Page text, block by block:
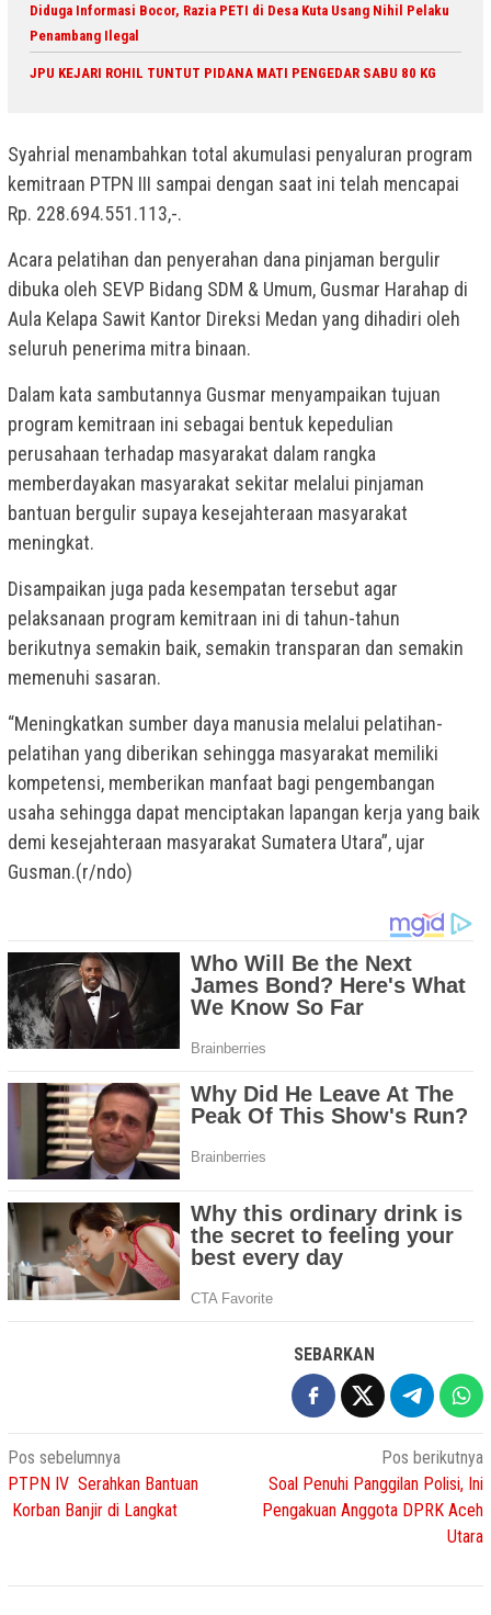
Diduga Informasi Bocor, Razia PETI di Desa Kuta Usang Nihil Pelaku
Penambang Ilegal
JPU KEJARI ROHIL TUNTUT PIDANA MATI PENGEDAR SABU 80 KG
Syahrial menambahkan total akumulasi penyaluran program
kemitraan PTPN III sampai dengan saat ini telah mencapai
Rp. 228.694.551.113,-.
Acara pelatihan dan penyerahan dana pinjaman bergulir
dibuka oleh SEVP Bidang SDM & Umum, Gusmar Harahap di
Aula Kelapa Sawit Kantor Direksi Medan yang dihadiri oleh
seluruh penerima mitra binaan.
Dalam kata sambutannya Gusmar menyampaikan tujuan
program kemitraan ini sebagai bentuk kepedulian
perusahaan terhadap masyarakat dalam rangka
memberdayakan masyarakat sekitar melalui pinjaman
bantuan bergulir supaya kesejahteraan masyarakat
meningkat.
Disampaikan juga pada kesempatan tersebut agar
pelaksanaan program kemitraan ini di tahun-tahun
berikutnya semakin baik, semakin transparan dan semakin
memenuhi sasaran.
“Meningkatkan sumber daya manusia melalui pelatihan-
pelatihan yang diberikan sehingga masyarakat memiliki
kompetensi, memberikan manfaat bagi pengembangan
usaha sehingga dapat menciptakan lapangan kerja yang baik
demi kesejahteraan masyarakat Sumatera Utara”, ujar
Gusman.(r/ndo)
SEBARKAN
Navigasi
pos
Pos sebelumnya
PTPN IV Serahkan Bantuan
Korban Banjir di Langkat
Pos berikutnya
Soal Penuhi Panggilan Polisi, Ini
Pengakuan Anggota DPRK Aceh
Utara